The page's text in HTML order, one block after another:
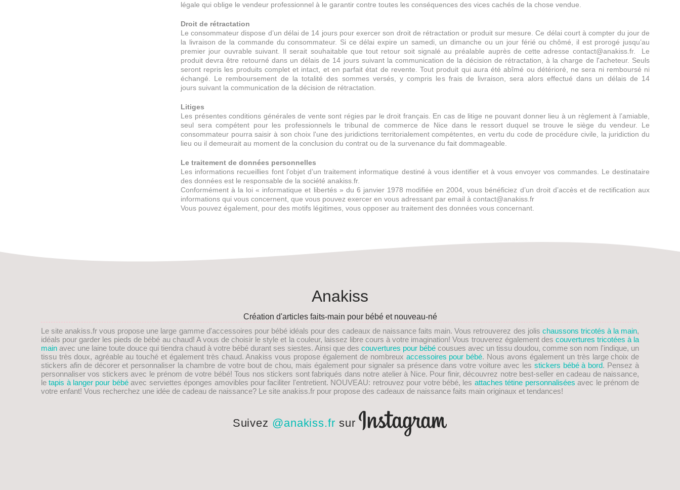
légale qui oblige le vendeur professionnel à le garantir contre toutes les conséquences des vices cachés de la chose vendue.
Droit de rétractation
Le consommateur dispose d’un délai de 14 jours pour exercer son droit de rétractation or produit sur mesure. Ce délai court à compter du jour de
la livraison de la commande du consommateur. Si ce délai expire un samedi, un dimanche ou un jour férié ou chômé, il est prorogé jusqu’au
premier jour ouvrable suivant. Il serait souhaitable que tout retour soit signalé au préalable auprès de cette adresse contact@anakiss.fr. Le
produit devra être retourné dans un délais de 14 jours suivant la communication de la décision de rétractation, à la charge de l'acheteur. Seuls
seront repris les produits complet et intact, et en parfait état de revente. Tout produit qui aura été abîmé ou détérioré, ne sera ni remboursé ni
échangé. Le remboursement de la totalité des sommes versés, y compris les frais de livraison, sera alors effectué dans un délais de 14
jours suivant la communication de la décision de rétractation.
Litiges
Les présentes conditions générales de vente sont régies par le droit français. En cas de litige ne pouvant donner lieu à un règlement à l’amiable,
seul sera compétent pour les professionnels le tribunal de commerce de Nice dans le ressort duquel se trouve le siège du vendeur. Le
consommateur pourra saisir à son choix l'une des juridictions territorialement compétentes, en vertu du code de procédure civile, la juridiction du
lieu ou il demeurait au moment de la conclusion du contrat ou de la survenance du fait dommageable.
Le traitement de données personnelles
Les informations recueillies font l’objet d’un traitement informatique destiné à vous identifier et à vous envoyer vos commandes. Le destinataire
des données est le responsable de la société anakiss.fr.
Conformément à la loi « informatique et libertés » du 6 janvier 1978 modifiée en 2004, vous bénéficiez d’un droit d’accès et de rectification aux
informations qui vous concernent, que vous pouvez exercer en vous adressant par email à contact@anakiss.fr
Vous pouvez également, pour des motifs légitimes, vous opposer au traitement des données vous concernant.
Anakiss
Création d'articles faits-main pour bébé et nouveau-né
Le site anakiss.fr vous propose une large gamme d'accessoires pour bébé idéals pour des cadeaux de naissance faits main. Vous retrouverez des jolis chaussons tricotés à la main,
idéals pour garder les pieds de bébé au chaud! A vous de choisir le style et la couleur, laissez libre cours à votre imagination! Vous trouverez également des couvertures tricotées à la
mainavec une laine toute douce qui tiendra chaud à votre bébé durant ses siestes. Ainsi que descouvertures pour bébé cousues avec un tissu doudou, comme son nom l'indique, un
tissu très doux, agréable au touché et également très chaud. Anakiss vous propose également de nombreux accessoires pour bébé. Nous avons également un très large choix de
stickers afin de décorer et personnaliser la chambre de votre bout de chou, mais également pour signaler sa présence dans votre voiture avec les stickers bébé à bord. Pensez à
personnaliser vos stickers avec le prénom de votre bébé! Tous nos stickers sont fabriqués dans notre atelier à Nice. Pour finir, découvrez notre best-seller en cadeau de naissance,
letapis à langer pour bébéavec serviettes éponges amovibles pour faciliter l'entretient. NOUVEAU: retrouvez pour votre bébé, les attaches tétine personnalisées avec le prénom de
votre enfant! Vous recherchez une idée de cadeau de naissance? Le site anakiss.fr pour propose des cadeaux de naissance faits main originaux et tendances!
Suivez @anakiss.fr sur